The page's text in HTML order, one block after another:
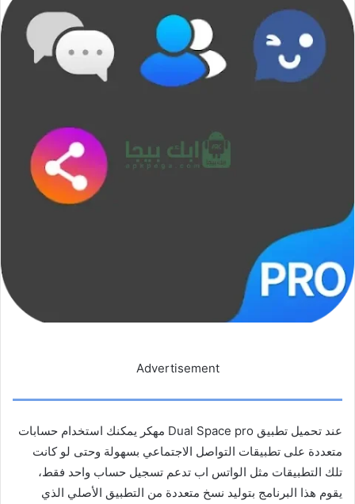
Advertisement
عند تحميل تطبيق Dual Space pro مهكر يمكنك استخدام حسابات
متعددة على تطبيقات التواصل الاجتماعي بسهولة وحتى لو كانت
تلك التطبيقات مثل الواتس اب تدعم تسجيل حساب واحد فقط،
يقوم هذا البرنامج بتوليد نسخ متعددة من التطبيق الأصلي الذي